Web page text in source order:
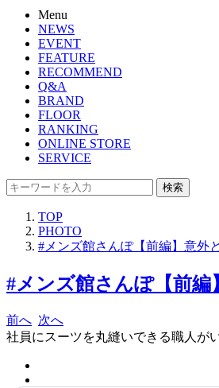
Menu
NEWS
EVENT
FEATURE
RECOMMEND
Q&A
BRAND
FLOOR
RANKING
ONLINE STORE
SERVICE
検索
TOP
PHOTO
#メンズ館さんぽ【前編】意外
#メンズ館さんぽ【前
前へ 次へ
社員にスーツを丸縫いできる職人が